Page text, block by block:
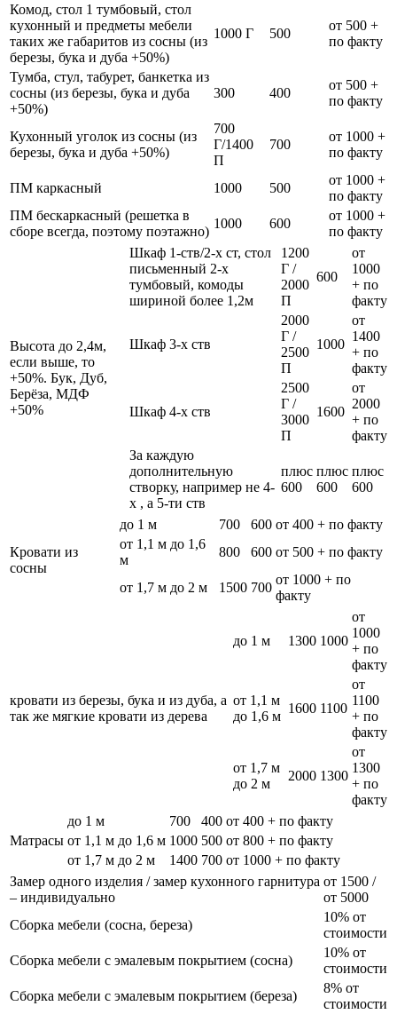
Комод, стол 1 тумбовый, стол
кухонный и предметы мебели
таких же габаритов из сосны (из
березы, бука и дуба +50%)
1000 Г 500
от 500 +
по факту
Тумба, стул, табурет, банкетка из
сосны (из березы, бука и дуба
+50%)
300 400
от 500 +
по факту
Кухонный уголок из сосны (из
березы, бука и дуба +50%)
700
Г/1400
П
700
от 1000 +
по факту
ПМ каркасный 1000 500
от 1000 +
по факту
ПМ бескаркасный (решетка в
сборе всегда, поэтому поэтажно)
1000 600
от 1000 +
по факту
Высота до 2,4м,
если выше, то
+50%. Бук, Дуб,
Берёза, МДФ
+50%
Шкаф 1-ств/2-х ст, стол
письменный 2-х
тумбовый, комоды
шириной более 1,2м
1200
Г /
2000
П
600
от
1000
+ по
факту
Шкаф 3-х ств
2000
Г /
2500
П
1000
от
1400
+ по
факту
Шкаф 4-х ств
2500
Г /
3000
П
1600
от
2000
+ по
факту
За каждую
дополнительную
створку, например не 4-
х , а 5-ти ств
плюс
600
плюс
600
плюс
600
Кровати из
сосны
до 1 м 700 600 от 400 + по факту
от 1,1 м до 1,6
м
800 600 от 500 + по факту
от 1,7 м до 2 м 1500 700
от 1000 + по
факту
кровати из березы, бука и из дуба, а
так же мягкие кровати из дерева
до 1 м 1300 1000
от
1000
+ по
факту
от 1,1 м
до 1,6 м
1600 1100
от
1100
+ по
факту
от 1,7 м
до 2 м
2000 1300
от
1300
+ по
факту
Матрасы
до 1 м 700 400 от 400 + по факту
от 1,1 м до 1,6 м 1000 500 от 800 + по факту
от 1,7 м до 2 м
1400 700 от 1000 + по факту
Замер одного изделия / замер кухонного гарнитура
– индивидуально
от 1500 /
от 5000
Сборка мебели (сосна, береза)
10% от
стоимости
Сборка мебели с эмалевым покрытием (сосна)
10% от
стоимости
Сборка мебели с эмалевым покрытием (береза)
8% от
стоимости